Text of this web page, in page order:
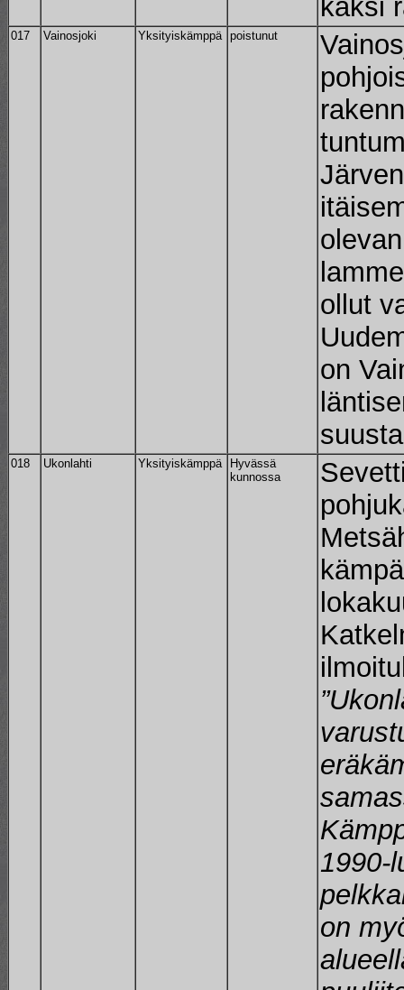
kaksi
017 Vainosjoki Yksityiskämppä poistunut
ollut
on
018 Ukonlahti Yksityiskämppä
Hyvässä
kunnossa
1990-
on